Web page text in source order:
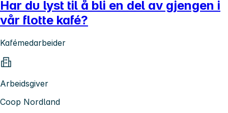
Har du lyst til å bli en del av gjengen i
vår flotte kafé?
Kafémedarbeider
Arbeidsgiver
Coop Nordland